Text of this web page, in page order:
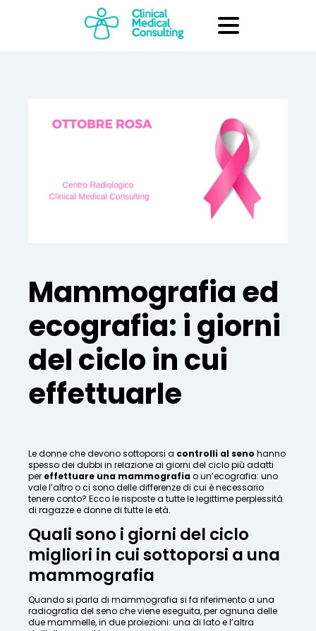
Mammografia ed
ecografia: i giorni
del ciclo in cui
effettuarle
Le donne che devono sottoporsi a controlli al seno hanno
spesso dei dubbi in relazione ai giorni del ciclo più adatti
per effettuare una mammografiao un’ecografia: uno
vale l’altro o ci sono delle differenze di cui è necessario
tenere conto? Ecco le risposte a tutte le legittime perplessità
di ragazze e donne di tutte le età.
Quali sono i giorni del ciclo
migliori in cui sottoporsi a una
mammografia
Quando si parla di mammografia si fa riferimento a una
radiografia del seno che viene eseguita, per ognuna delle
due mammelle, in due proiezioni: una di lato e l’altra